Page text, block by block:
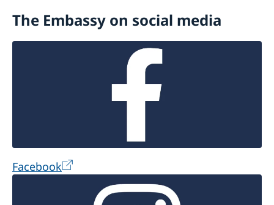
The Embassy on social media
Facebook